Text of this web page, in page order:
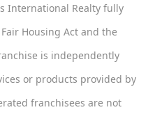
International Realty fully
Housing Act and the
is independently
or products provided by
franchisees are not